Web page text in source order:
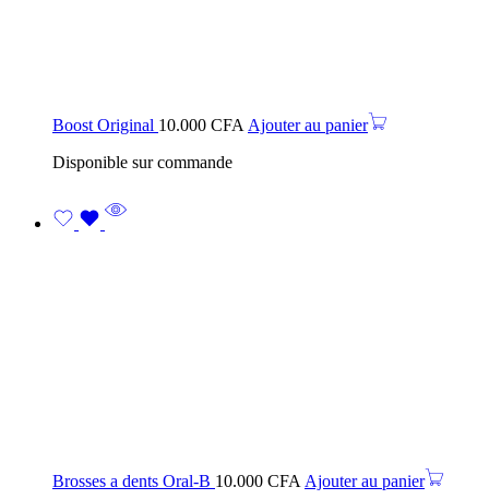
Boost Original 10.000 CFA Ajouter au panier
Disponible sur commande
Brosses a dents Oral-B 10.000 CFA Ajouter au panier